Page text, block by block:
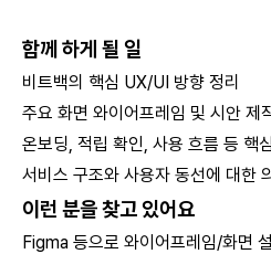
함께 하게 될 일
비트백의 핵심 UX/UI 방향 정리
주요 화면 와이어프레임 및 시안 제
온보딩, 적립 확인, 사용 흐름 등 핵
서비스 구조와 사용자 동선에 대한
이런 분을 찾고 있어요
Figma 등으로 와이어프레임/화면